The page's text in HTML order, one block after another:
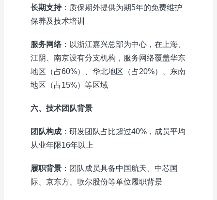
长期支持：质保期外提供为期5年的免费维护
保养及技术培训
服务网络：以浙江嘉兴总部为中心，在上海、
江阴、南京设有分支机构，服务网络覆盖华东
地区（占60%）、华北地区（占20%）、东南
地区（占15%）等区域
六、技术团队背景
团队构成 ：研发团队占比超过40%，成员平均
从业年限16年以上
履职背景 ：团队成员具备中国航天、中芯国
际、京东方、歌尔股份等单位履职背景